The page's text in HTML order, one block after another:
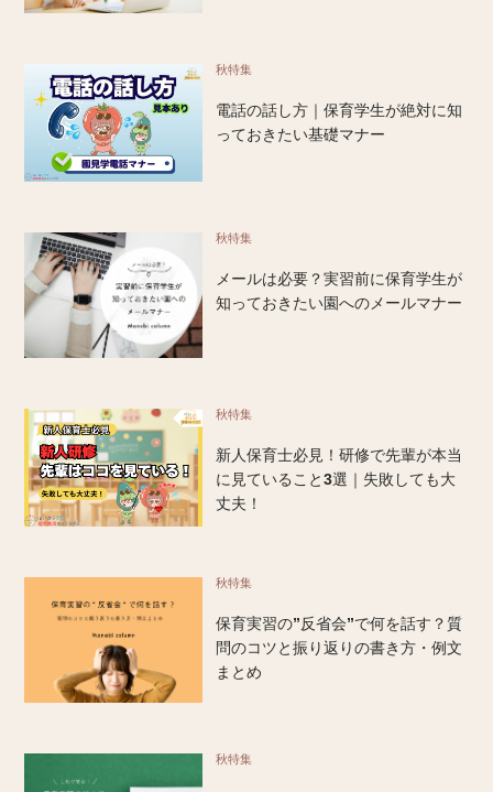
秋特集
電話の話し方｜保育学生が絶対に知
っておきたい基礎マナー
秋特集
メールは必要？実習前に保育学生が
知っておきたい園へのメールマナー
秋特集
新人保育士必見！研修で先輩が本当
に見ていること3選｜失敗しても大
丈夫！
秋特集
保育実習の”反省会”で何を話す？質
問のコツと振り返りの書き方・例文
まとめ
秋特集